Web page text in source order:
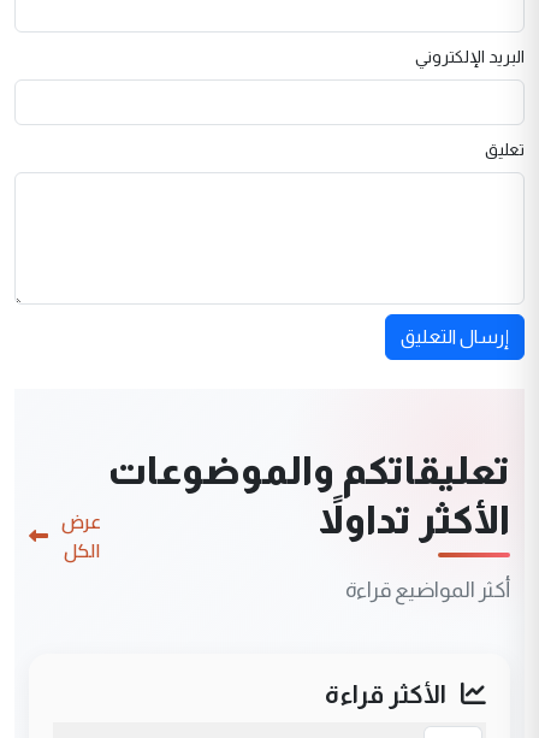
البريد الإلكتروني
تعليق
إرسال التعليق
تعليقاتكم والموضوعات
الأكثر تداولاً
أكثر المواضيع قراءة
عرض
الكل
الأكثر قراءة